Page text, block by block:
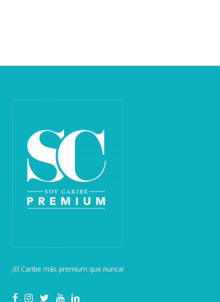
¡El Caribe más premium que nunca!